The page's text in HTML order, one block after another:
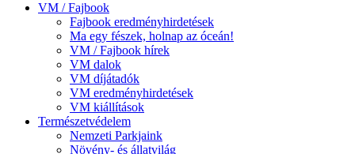
VM / Fajbook
Fajbook eredményhirdetések
Ma egy fészek, holnap az óceán!
VM / Fajbook hírek
VM dalok
VM díjátadók
VM eredményhirdetések
VM kiállítások
Természetvédelem
Nemzeti Parkjaink
Növény- és állatvilág